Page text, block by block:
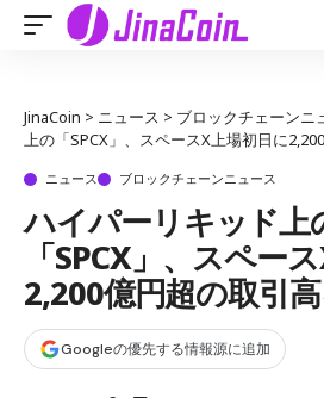
JinaCoin > ニュース > ブロックチェーンニ
上の「SPCX」、スペースX上場初日に
ニュース ブロックチェーンニュース
ハイパーリキッド上
「SPCX」、スペー
2,200億円超の取引
Googleの優先する情報源に追加